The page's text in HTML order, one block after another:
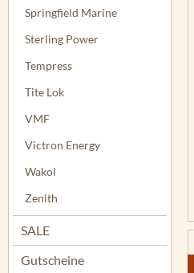
Springfield Marine
Sterling Power
Tempress
Tite Lok
VMF
Victron Energy
Wakol
Zenith
SALE
Gutscheine